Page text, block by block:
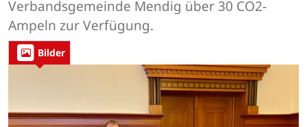
Verbandsgemeinde Mendig über 30 CO2-
Ampeln zur Verfügung.
Bilder